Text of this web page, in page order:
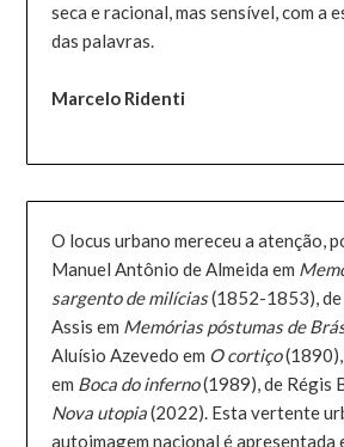
seca e racional, mas sensível, com a
das palavras.
Marcelo Ridenti
O locus urbano mereceu a atenção,
Manuel Antônio de Almeida em
sargento de milícias(1852-1853), de
Assis em Memórias póstumas de
Aluísio Azevedo em O cortiço(1890),
em Boca do inferno(1989), de Régis
Nova utopia(2022). Esta vertente
autoimagem nacional é apresentada